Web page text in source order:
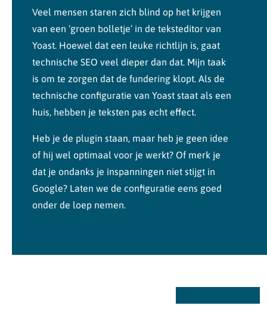
Veel mensen staren zich blind op het krijgen
van een ‘groen bolletje’ in de teksteditor van
Yoast. Hoewel dat een leuke richtlijn is, gaat
technische SEO veel dieper dan dat. Mijn taak
is om te zorgen dat de fundering klopt. Als de
technische configuratie van Yoast staat als een
huis, hebben je teksten pas echt effect.
Heb je de plugin staan, maar heb je geen idee
of hij wel optimaal voor je werkt? Of merk je
dat je ondanks je inspanningen niet stijgt in
Google? Laten we de configuratie eens goed
onder de loep nemen.